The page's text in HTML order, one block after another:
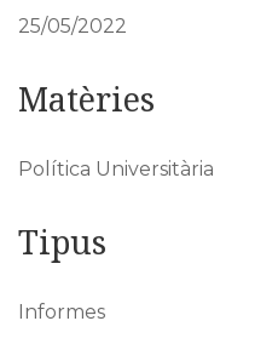
25/05/2022
Matèries
Política Universitària
Tipus
Informes